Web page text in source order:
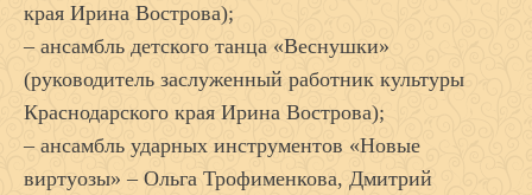
края Ирина Вострова);
– ансамбль детского танца «Веснушки»
(руководитель заслуженный работник культуры
Краснодарского края Ирина Вострова);
– ансамбль ударных инструментов «Новые
виртуозы» – Ольга Трофименкова, Дмитрий